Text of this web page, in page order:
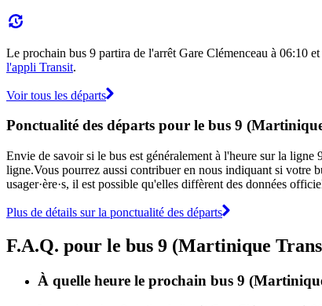
Le prochain bus 9 partira de l'arrêt Gare Clémenceau à 06:10
l'appli Transit.
Voir tous les départs
Ponctualité des départs pour le bus 9
Envie de savoir si le bus est généralement à l'heure sur la
ligne.Vous pourrez aussi contribuer en nous indiquant si votre
usager·ère·s, il est possible qu'elles diffèrent des données
Plus de détails sur la ponctualité des départs
F.A.Q. pour le bus 9 (Martinique
À quelle heure le prochain bus 9